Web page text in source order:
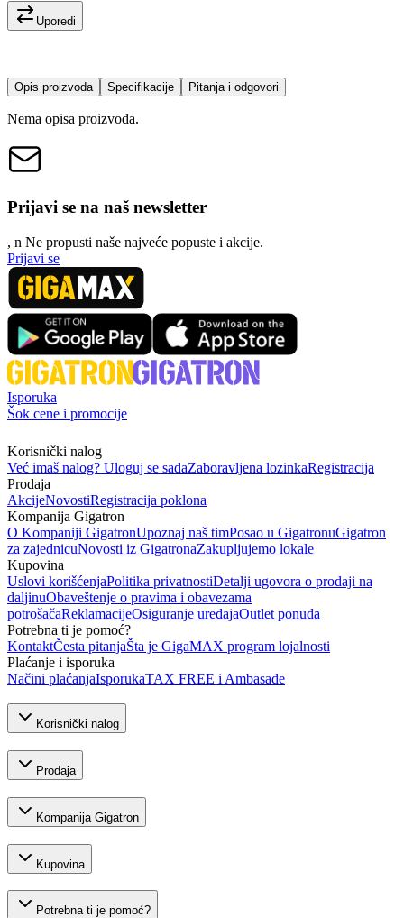
Uporedi
Opis proizvoda Specifikacije Pitanja i odgovori
Nema opisa proizvoda.
Prijavi se na naš newsletter
, n Ne propusti naše najveće popuste i akcije.
Prijavi se
Isporuka
Šok cene i promocije
Korisnički nalog
Već imaš nalog? Uloguj se sadaZaboravljena lozinkaRegistracija
Prodaja
AkcijeNovostiRegistracija poklona
Kompanija Gigatron
O Kompaniji GigatronUpoznaj naš timPosao u GigatronuGigatron
za zajednicuNovosti iz GigatronaZakupljujemo lokale
Kupovina
Uslovi korišćenjaPolitika privatnostiDetalji ugovora o prodaji na
daljinuObaveštenje o pravima i obavezama
potrošačaReklamacijeOsiguranje uređajaOutlet ponuda
Potrebna ti je pomoć?
KontaktČesta pitanjaŠta je GigaMAX program lojalnosti
Plaćanje i isporuka
Načini plaćanjaIsporukaTAX FREE i Ambasade
Korisnički nalog
Prodaja
Kompanija Gigatron
Kupovina
Potrebna ti je pomoć?